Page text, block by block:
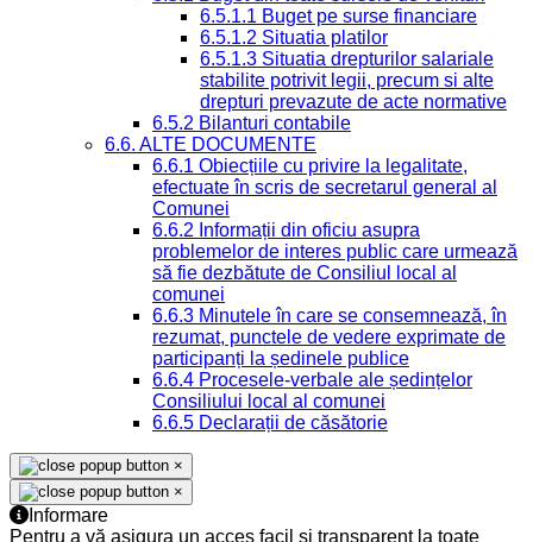
6.5.1.1 Buget pe surse financiare
6.5.1.2 Situatia platilor
6.5.1.3 Situatia drepturilor salariale
stabilite potrivit legii, precum si alte
drepturi prevazute de acte normative
6.5.2 Bilanturi contabile
6.6. ALTE DOCUMENTE
6.6.1 Obiecțiile cu privire la legalitate,
efectuate în scris de secretarul general al
Comunei
6.6.2 Informații din oficiu asupra
problemelor de interes public care urmează
să fie dezbătute de Consiliul local al
comunei
6.6.3 Minutele în care se consemnează, în
rezumat, punctele de vedere exprimate de
participanți la ședinele publice
6.6.4 Procesele-verbale ale ședințelor
Consiliului local al comunei
6.6.5 Declarații de căsătorie
×
×
Informare
Pentru a vă asigura un acces facil și transparent la toate